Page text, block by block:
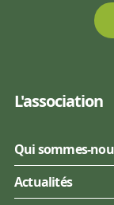
L'association
Qui sommes-
Actualités